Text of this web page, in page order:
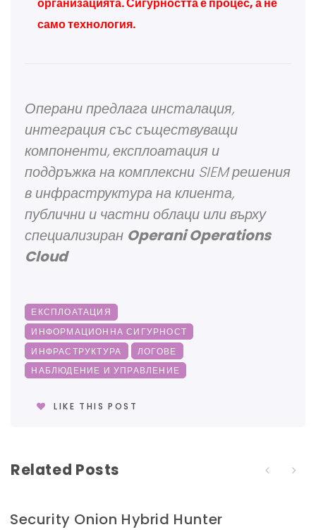
само технология.
Операни предлага инсталация,
интеграция със съществуващи
компоненти, експлоатация и
поддръжка на комплексни SIEM решения
в инфраструктура на клиента,
публични и частни облаци или върху
специализиран Operani Operations
Cloud
ЕКСПЛОАТАЦИЯ
ИНФОРМАЦИОННА СИГУРНОСТ
ИНФРАСТРУКТУРА
ЛОГОВЕ
НАБЛЮДЕНИЕ И УПРАВЛЕНИЕ
LIKE THIS POST
Related Posts
Security Onion Hybrid Hunter